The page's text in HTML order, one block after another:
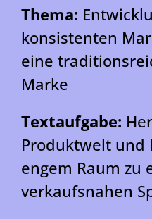
Thema:
konsistenten
eine
Marke
Textaufgabe:
Produktwelt und
engem Raum zu
verkaufsnahen